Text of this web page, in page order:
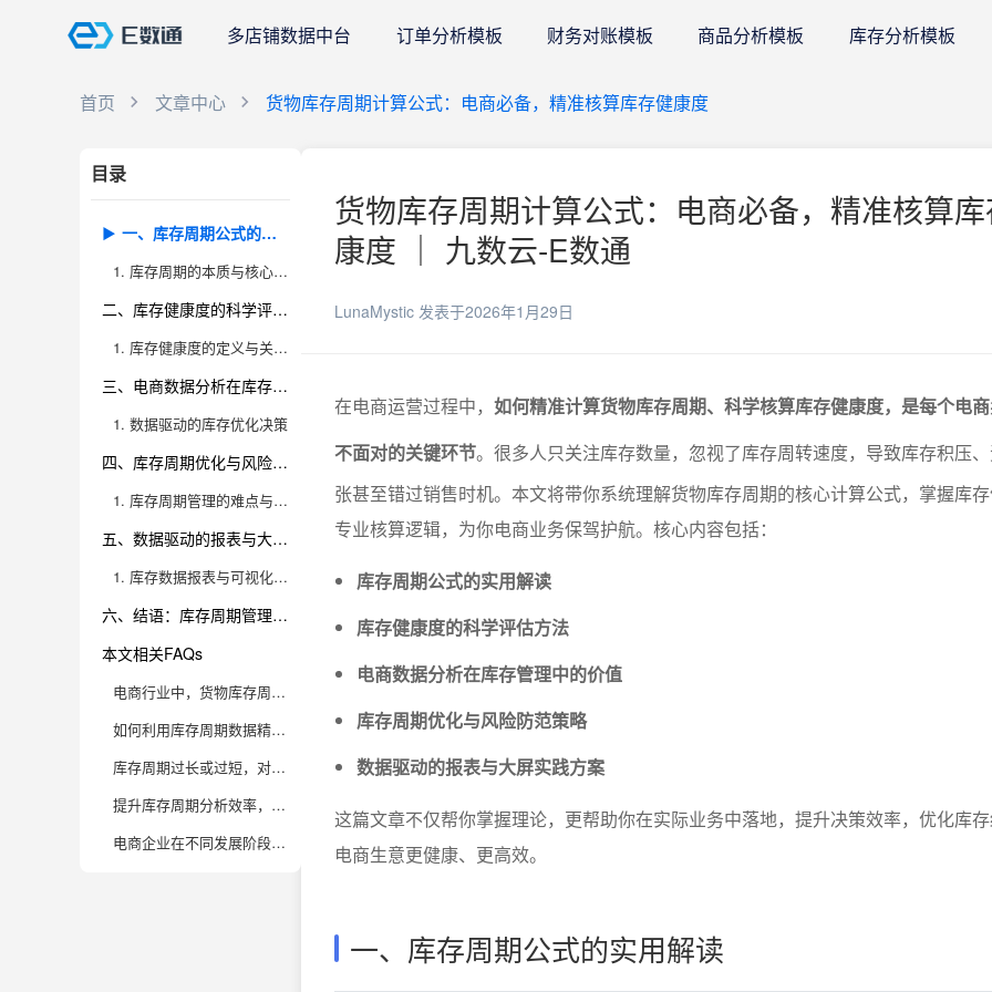
多店铺数据中台 订单分析模板 财务对账模板 商品分析模板 库存分析模板
首页 文章中心 货物库存周期计算公式：电商必备，精准核算库存健康度
目录
一、库存周期公式的实用解读
1. 库存周期的本质与核心公式
二、库存健康度的科学评估方法
1. 库存健康度的定义与关键指标
三、电商数据分析在库存管理中的价值
1. 数据驱动的库存优化决策
四、库存周期优化与风险防范策略
1. 库存周期管理的难点与优化路径
五、数据驱动的报表与大屏实践方案
1. 库存数据报表与可视化大屏的落地应用
六、结语：库存周期管理的未来与九数云BI推荐
本文相关FAQs
电商行业中，货物库存周期的计算公式是什么？它在实际运营中有何重要性？
如何利用库存周期数据精准判断库存健康度？有哪些常见的分析误区？
库存周期过长或过短，对电商企业分别会带来什么风险？如何平衡？
提升库存周期分析效率，有哪些实用的数据分析工具和方法推荐？
电商企业在不同发展阶段，如何动态调整库存周期目标？
货物库存周期计算公式：电商必备，精准核算
康度 ｜ 九数云-E数通
LunaMystic 发表于2026年1月29日
在电商运营过程中， 如何精准计算货物库存周期、科学核算库存健康度，是每个电
不面对的关键环节。很多人只关注库存数量，忽视了库存周转速度，导致库存积压
张甚至错过销售时机。本文将带你系统理解货物库存周期的核心计算公式，掌握库
专业核算逻辑，为你电商业务保驾护航。核心内容包括：
库存周期公式的实用解读
库存健康度的科学评估方法
电商数据分析在库存管理中的价值
库存周期优化与风险防范策略
数据驱动的报表与大屏实践方案
这篇文章不仅帮你掌握理论，更帮助你在实际业务中落地，提升决策效率，优化库
电商生意更健康、更高效。
一、库存周期公式的实用解读